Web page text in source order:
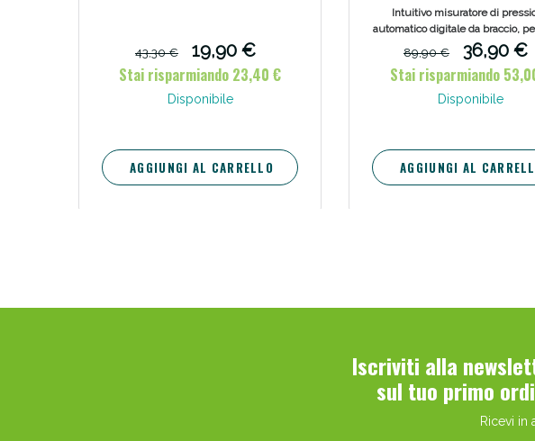
43,30 €
19,90 €
Stai risparmiando 23,40 €
Disponibile
AGGIUNGI AL CARRELLO
Intuitivo misuratore di
automatico digitale da braccio,
di tenere sotto controllo i valori
pressione corporea.Innovativo
forme, grazie al design DLS,
tecnologia di ultima generazione
Tech - Comfort Experience per
89,90 €
36,90 €
Stai risparmiando
Disponibile
AGGIUNGI AL
Iscriviti alla
sul tuo primo
Ricevi in
Vie Urinarie e